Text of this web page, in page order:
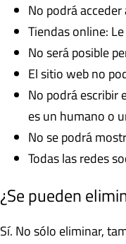
No podrá
Tiendas online:
No será posible
El sitio web no
No podrá escribir
es un humano o
No se podrá
Todas las redes
¿Se pueden
Sí. No sólo eliminar,